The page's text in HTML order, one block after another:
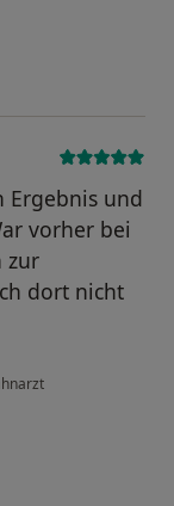
Ergebnis und
vorher bei
zur
dort nicht